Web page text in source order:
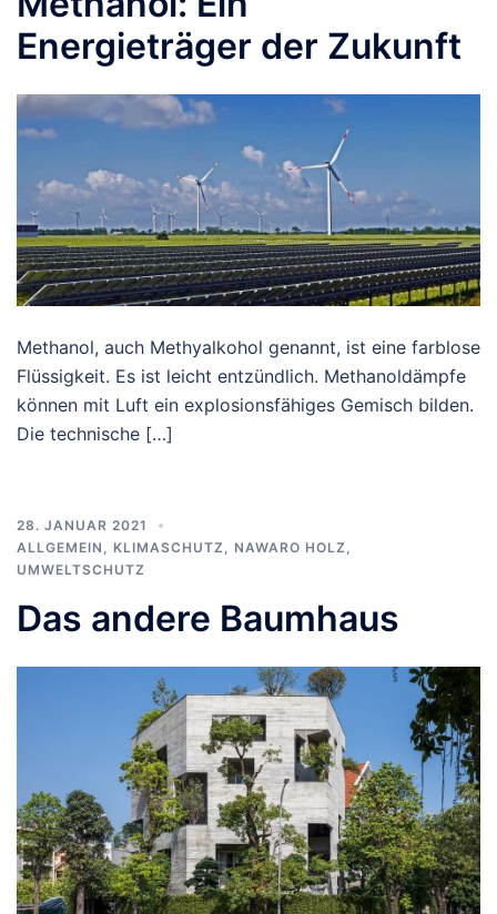
Energieträger der Zukunft
Methanol, auch Methyalkohol genannt, ist eine farblose
Flüssigkeit. Es ist leicht entzündlich. Methanoldämpfe
können mit Luft ein explosionsfähiges Gemisch bilden.
Die technische […]
28. JANUAR 2021
ALLGEMEIN
KLIMASCHUTZ NAWARO HOLZ
UMWELTSCHUTZ
Das andere Baumhaus